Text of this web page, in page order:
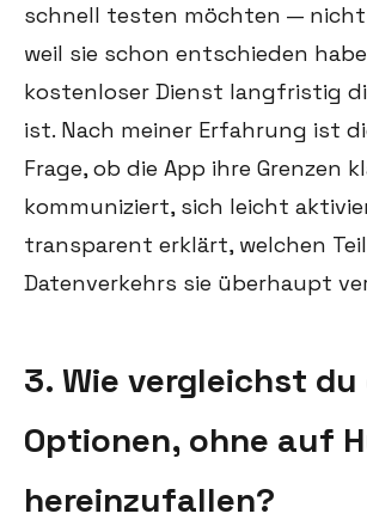
schnell testen möchten —
weil sie schon entschieden
kostenloser Dienst langfristig
ist. Nach meiner Erfahrung ist
Frage, ob die App ihre Grenzen
kommuniziert, sich leicht
transparent erklärt, welchen
Datenverkehrs sie überhaupt
3. Wie vergleichst du
Optionen, ohne auf
hereinzufallen?